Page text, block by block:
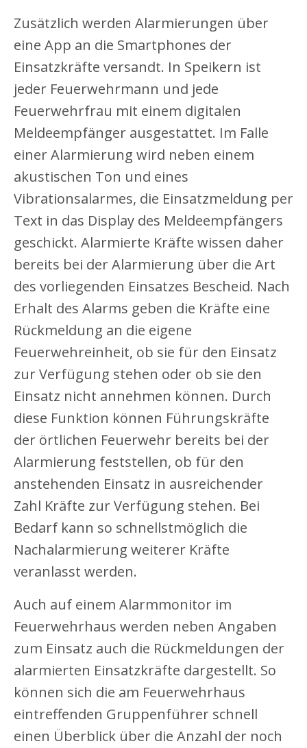
Zusätzlich werden Alarmierungen über
eine App an die Smartphones der
Einsatzkräfte versandt. In Speikern ist
jeder Feuerwehrmann und jede
Feuerwehrfrau mit einem digitalen
Meldeempfänger ausgestattet. Im Falle
einer Alarmierung wird neben einem
akustischen Ton und eines
Vibrationsalarmes, die Einsatzmeldung per
Text in das Display des Meldeempfängers
geschickt. Alarmierte Kräfte wissen daher
bereits bei der Alarmierung über die Art
des vorliegenden Einsatzes Bescheid. Nach
Erhalt des Alarms geben die Kräfte eine
Rückmeldung an die eigene
Feuerwehreinheit, ob sie für den Einsatz
zur Verfügung stehen oder ob sie den
Einsatz nicht annehmen können. Durch
diese Funktion können Führungskräfte
der örtlichen Feuerwehr bereits bei der
Alarmierung feststellen, ob für den
anstehenden Einsatz in ausreichender
Zahl Kräfte zur Verfügung stehen. Bei
Bedarf kann so schnellstmöglich die
Nachalarmierung weiterer Kräfte
veranlasst werden.
Auch auf einem Alarmmonitor im
Feuerwehrhaus werden neben Angaben
zum Einsatz auch die Rückmeldungen der
alarmierten Einsatzkräfte dargestellt. So
können sich die am Feuerwehrhaus
eintreffenden Gruppenführer schnell
einen Überblick über die Anzahl der noch